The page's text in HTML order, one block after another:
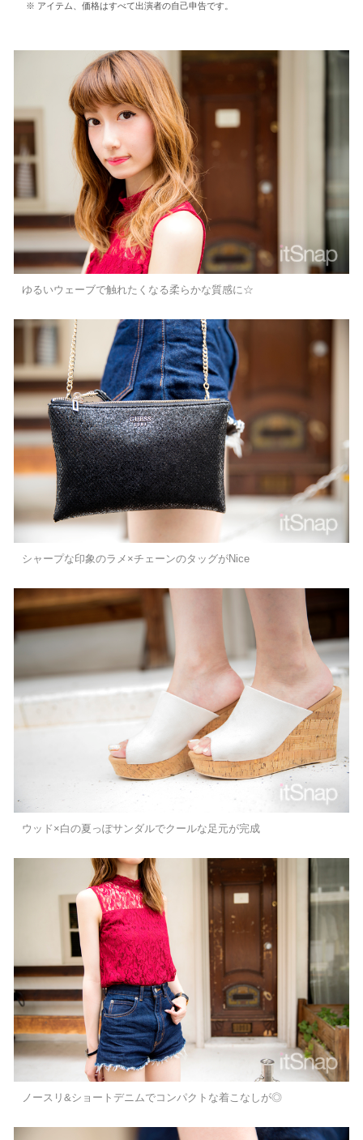
アイテム、価格はすべて出演者の自己申告です。
ゆるいウェーブで触れたくなる柔らかな質感に☆
シャープな印象のラメ×チェーンのタッグがNice
ウッド×白の夏っぽサンダルでクールな足元が完成
ノースリ&ショートデニムでコンパクトな着こなしが◎